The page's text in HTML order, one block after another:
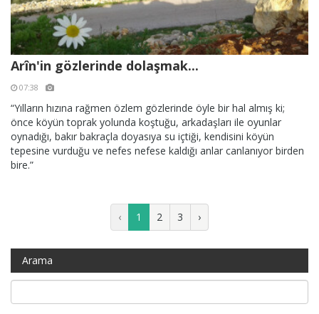
Arîn'in gözlerinde dolaşmak...
07:38
“Yılların hızına rağmen özlem gözlerinde öyle bir hal almış ki;
önce köyün toprak yolunda koştuğu, arkadaşları ile oyunlar
oynadığı, bakır bakraçla doyasıya su içtiği, kendisini köyün
tepesine vurduğu ve nefes nefese kaldığı anlar canlanıyor birden
bire.”
‹ 1 2 3 ›
Arama